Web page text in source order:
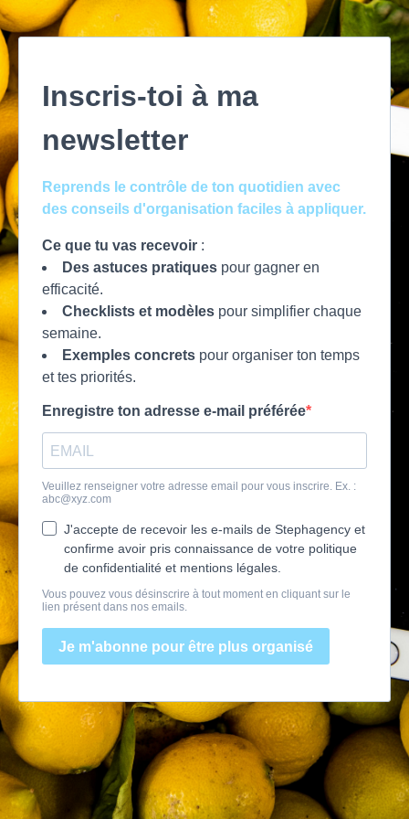
Inscris-toi à ma
newsletter
Reprends le contrôle de ton quotidien avec
des conseils d'organisation faciles à appliquer.
Ce que tu vas recevoir :
Des astuces pratiques pour gagner en
efficacité.
Checklists et modèles pour simplifier chaque
semaine.
Exemples concrets pour organiser ton temps
et tes priorités.
Enregistre ton adresse e-mail préférée
Veuillez renseigner votre adresse email pour vous inscrire. Ex. :
abc@xyz.com
J'accepte de recevoir les e-mails de Stephagency et
confirme avoir pris connaissance de votre politique
de confidentialité et mentions légales.
Vous pouvez vous désinscrire à tout moment en cliquant sur le
lien présent dans nos emails.
Je m'abonne pour être plus organisé